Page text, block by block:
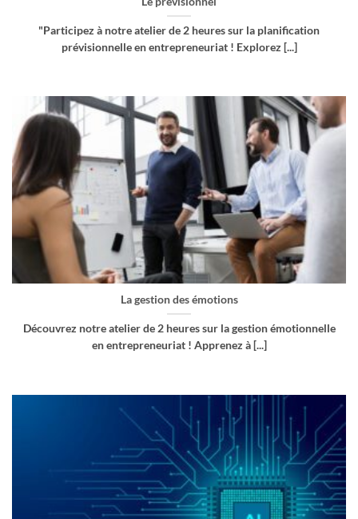
"Participez à notre atelier de 2 heures sur la planification
prévisionnelle en entrepreneuriat ! Explorez [...]
La gestion des émotions
Découvrez notre atelier de 2 heures sur la gestion émotionnelle
en entrepreneuriat ! Apprenez à [...]